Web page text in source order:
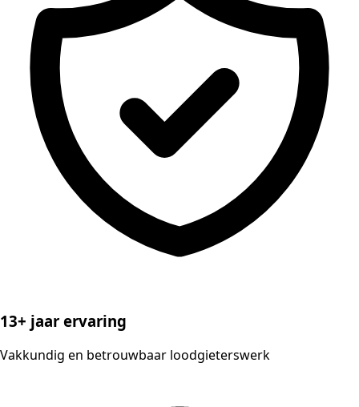
13+ jaar ervaring
Vakkundig en betrouwbaar loodgieterswerk